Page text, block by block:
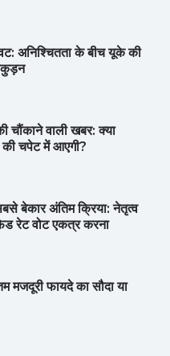
अनिश्चितता के बीच यूके की
वाली खबर: क्या
की चपेट में आएगी?
बेकार अंतिम क्रिया: नेतृत्व
रेट वोट एकत्र करना
मजदूरी फायदे का सौदा या